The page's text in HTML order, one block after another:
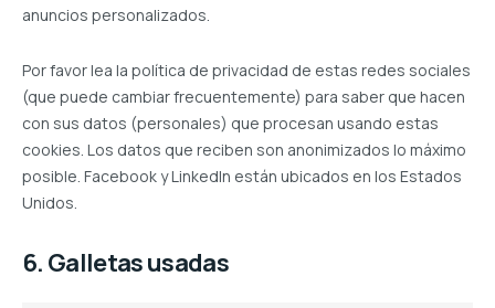
anuncios personalizados.
Por favor lea la política de privacidad de estas redes sociales
(que puede cambiar frecuentemente) para saber que hacen
con sus datos (personales) que procesan usando estas
cookies. Los datos que reciben son anonimizados lo máximo
posible. Facebook y LinkedIn están ubicados en los Estados
Unidos.
6. Galletas usadas